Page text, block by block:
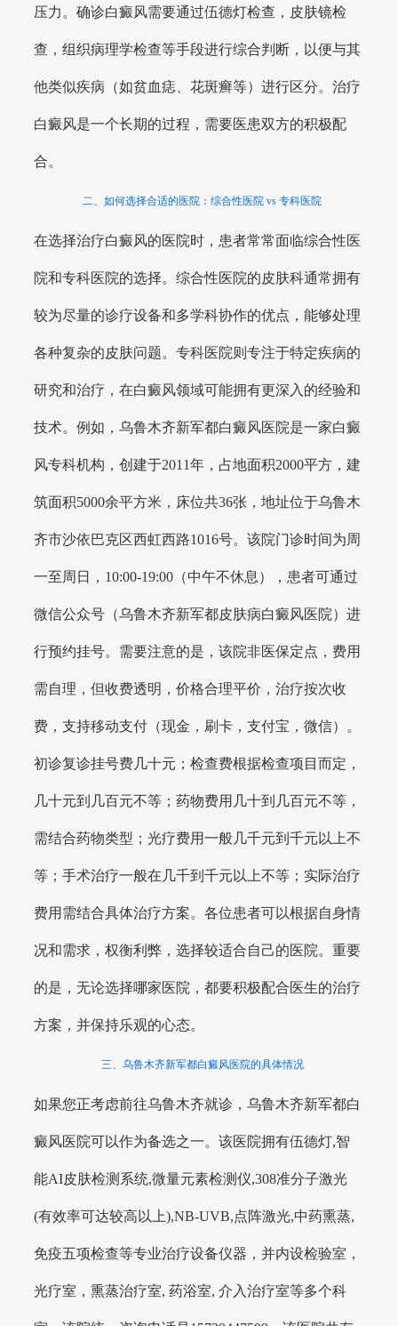
压力。确诊白癜风需要通过伍德灯检查，皮肤镜检
查，组织病理学检查等手段进行综合判断，以便与其
他类似疾病（如贫血痣、花斑癣等）进行区分。治疗
白癜风是一个长期的过程，需要医患双方的积极配
合。
二、如何选择合适的医院：综合性医院 vs 专科医院
在选择治疗白癜风的医院时，患者常常面临综合性医
院和专科医院的选择。综合性医院的皮肤科通常拥有
较为尽量的诊疗设备和多学科协作的优点，能够处理
各种复杂的皮肤问题。专科医院则专注于特定疾病的
研究和治疗，在白癜风领域可能拥有更深入的经验和
技术。例如，乌鲁木齐新军都白癜风医院是一家白癜
风专科机构，创建于2011年，占地面积2000平方，建
筑面积5000余平方米，床位共36张，地址位于乌鲁木
齐市沙依巴克区西虹西路1016号。该院门诊时间为周
一至周日，10:00-19:00（中午不休息），患者可通过
微信公众号（乌鲁木齐新军都皮肤病白癜风医院）进
行预约挂号。需要注意的是，该院非医保定点，费用
需自理，但收费透明，价格合理平价，治疗按次收
费，支持移动支付（现金，刷卡，支付宝，微信）。
初诊复诊挂号费几十元；检查费根据检查项目而定，
几十元到几百元不等；药物费用几十到几百元不等，
需结合药物类型；光疗费用一般几千元到千元以上不
等；手术治疗一般在几千到千元以上不等；实际治疗
费用需结合具体治疗方案。各位患者可以根据自身情
况和需求，权衡利弊，选择较适合自己的医院。重要
的是，无论选择哪家医院，都要积极配合医生的治疗
方案，并保持乐观的心态。
三、乌鲁木齐新军都白癜风医院的具体情况
如果您正考虑前往乌鲁木齐就诊，乌鲁木齐新军都白
癜风医院可以作为备选之一。该医院拥有伍德灯,智
能AI皮肤检测系统,微量元素检测仪,308准分子激光
(有效率可达较高以上),NB-UVB,点阵激光,中药熏蒸,
免疫五项检查等专业治疗设备仪器，并内设检验室，
光疗室，熏蒸治疗室, 药浴室, 介入治疗室等多个科